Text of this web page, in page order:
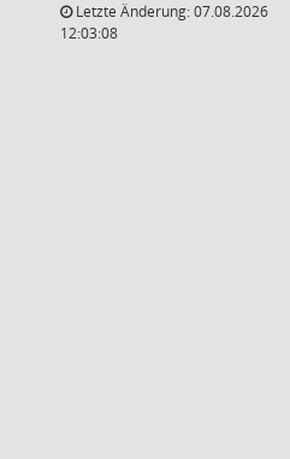
Letzte Änderung: 07.08.2026
12:03:08